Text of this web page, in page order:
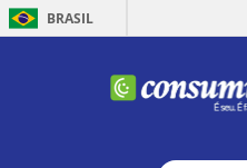
BRASIL